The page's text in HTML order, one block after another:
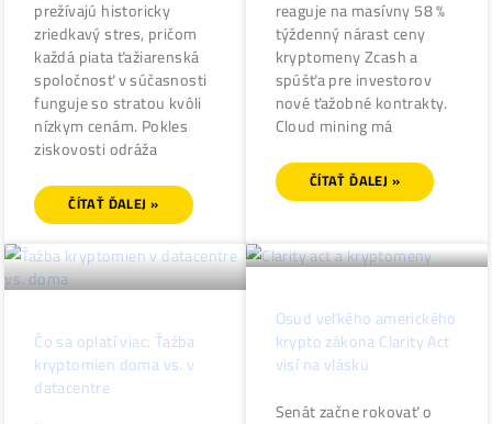
Stres ťažiarov Bitcoinu
dosiahol „historicky
zriedkavú“ úroveň
Bitcoinoví ťažiari
zriedkavý stres, pričom
každá piata ťažiarenská
spoločnosť v súčasnosti
funguje so stratou kvôli
nízkym cenám. Pokles
ČÍTAŤ ĎALEJ »
Zcash trhá rekordy:
kryptomenecká burza
spúšťa prelomovú
Platforma KuMining
reaguje na masívny 58
týždenný nárast ceny
spúšťa pre investorov
nové ťažobné
ČÍTAŤ ĎALEJ »